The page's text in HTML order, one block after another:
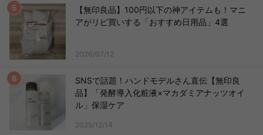
【無印良品】100円以下の神アイテムも！マニ
アがリピ買いする「おすすめ日用品」4選
2026/07/12
SNSで話題！ハンドモデルさん直伝【無印良
品】「発酵導入化粧液×マカダミアナッツオイ
ル」保湿ケア
2025/12/14